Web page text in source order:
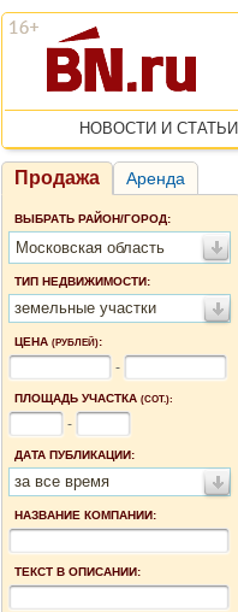
НОВОСТИ И СТАТЬИ
Продажа Аренда
ВЫБРАТЬ РАЙОН/ГОРОД:
Московская область
ТИП НЕДВИЖИМОСТИ:
земельные участки
ЦЕНА (РУБЛЕЙ):
-
ПЛОЩАДЬ УЧАСТКА (СОТ.):
-
ДАТА ПУБЛИКАЦИИ:
за все время
НАЗВАНИЕ КОМПАНИИ:
ТЕКСТ В ОПИСАНИИ: